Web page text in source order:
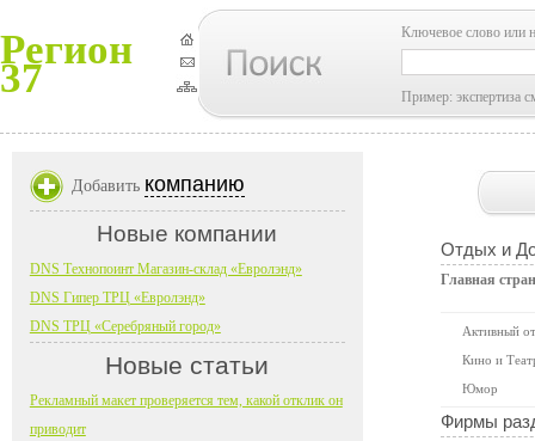
Регион
37
Ключевое слово или
Пример: экспертиза
Отдых и
Главная
Активный
Кино и
Юмор
Фирмы
Добавить компанию
Новые компании
DNS Технопоинт Магазин-склад «Евролэнд»
DNS Гипер ТРЦ «Евролэнд»
DNS ТРЦ «Серебряный город»
Новые статьи
Рекламный макет проверяется тем, какой отклик он
приводит